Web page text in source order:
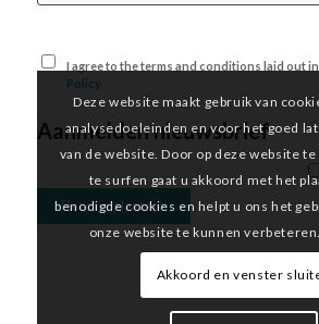
I agree to the terms and conditions laid out
Policy
Aanmelden nieuwsbrief
Deze website maakt gebruik van
analysedoeleinden en voor het goed
van de website. Door op deze website
te surfen gaat u akkoord met het
benodigde cookies en helpt u ons het
onze website te kunnen
Akkoord en venster